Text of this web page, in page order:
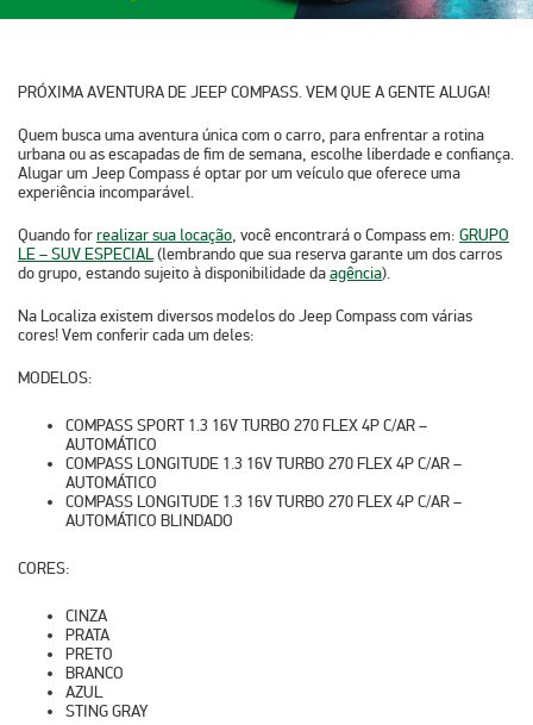
PRÓXIMA AVENTURA DE JEEP COMPASS. VEM QUE A GENTE ALUGA!
Quem busca uma aventura única com o carro, para enfrentar a rotina
urbana ou as escapadas de fim de semana, escolhe liberdade e confiança.
Alugar um Jeep Compass é optar por um veículo que oferece uma
experiência incomparável.
Quando forrealizar sua locação, você encontrará o Compass em: GRUPO
LE – SUV ESPECIAL(lembrando que sua reserva garante um dos carros
do grupo, estando sujeito àdisponibilidadedaagência).
Na Localiza existem diversos modelos do Jeep Compass com várias
cores! Vem conferir cada um deles:
MODELOS:
COMPASS SPORT 1.3 16V TURBO 270 FLEX 4P C/AR –
AUTOMÁTICO
COMPASS LONGITUDE 1.3 16V TURBO 270 FLEX 4P C/AR –
AUTOMÁTICO
COMPASS LONGITUDE 1.3 16V TURBO 270 FLEX 4P C/AR –
AUTOMÁTICO BLINDADO
CORES:
CINZA
PRATA
PRETO
BRANCO
AZUL
STING GRAY